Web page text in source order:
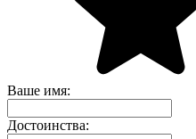
Ваше имя:
Достоинства: